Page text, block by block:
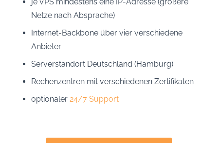
Netze nach Absprache)
Internet-Backbone über vier verschiedene
Anbieter
Serverstandort Deutschland (Hamburg)
Rechenzentren mit verschiedenen Zertifikaten
optionaler 24/7 Support